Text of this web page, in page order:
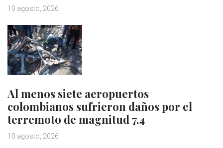
10 agosto, 2026
Al menos siete aeropuertos
colombianos sufrieron daños por el
terremoto de magnitud 7,4
10 agosto, 2026